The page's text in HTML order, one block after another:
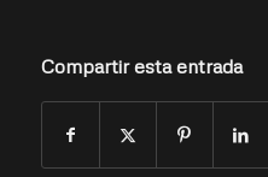
Compartir esta entrada